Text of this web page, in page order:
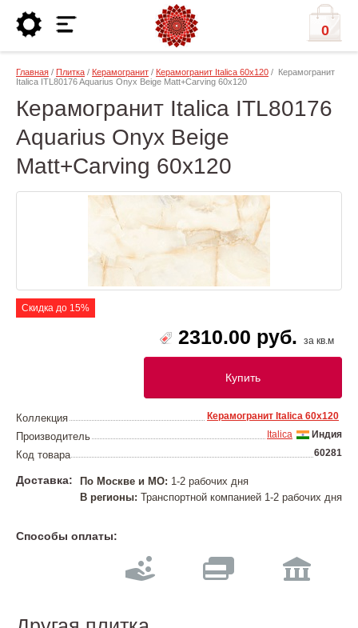
0
Главная / Плитка / Керамогранит / Керамогранит Italica 60х120 / Керамогранит
Italica ITL80176 Aquarius Onyx Beige Matt+Carving 60х120
Керамогранит Italica ITL80176
Aquarius Onyx Beige
Matt+Carving 60х120
Скидка до 15%
2310.00 руб. за кв.м
Купить
Коллекция Керамогранит Italica 60х120
Производитель Индия
Italica
Код товара 60281
Доставка: По Москве и МО: 1-2 рабочих дня
В регионы: Транспортной компанией 1-2 рабочих дня
Способы оплаты: